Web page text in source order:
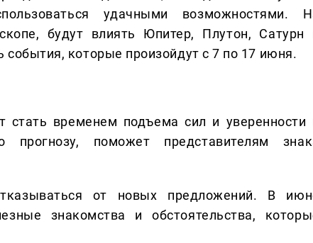
удачными возможностями.
будут влиять Юпитер, Плутон, Сатурн
которые произойдут с 7 по 17 июня.
временем подъема сил и уверенности
поможет представителям
от новых предложений. В
знакомства и обстоятельства,